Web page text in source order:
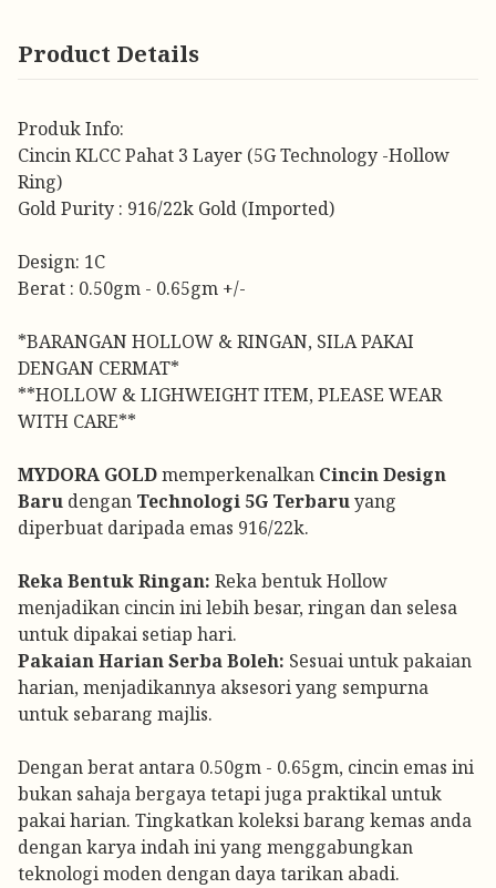
Product Details
Produk Info:
Cincin KLCC Pahat 3 Layer (5G Technology -Hollow
Ring)
Gold Purity : 916/22k Gold (Imported)
Design: 1C
Berat : 0.50gm - 0.65gm +/-
*BARANGAN HOLLOW & RINGAN, SILA PAKAI
DENGAN CERMAT*
**HOLLOW & LIGHWEIGHT ITEM, PLEASE WEAR
WITH CARE**
MYDORA GOLDmemperkenalkan Cincin Design
Baru dengan Technologi 5G Terbaruyang
diperbuat daripada emas 916/22k.
Reka Bentuk Ringan: Reka bentuk Hollow
menjadikan cincin ini lebih besar, ringan dan selesa
untuk dipakai setiap hari.
Pakaian Harian Serba Boleh: Sesuai untuk pakaian
harian, menjadikannya aksesori yang sempurna
untuk sebarang majlis.
Dengan berat antara 0.50gm - 0.65gm, cincin emas ini
bukan sahaja bergaya tetapi juga praktikal untuk
pakai harian. Tingkatkan koleksi barang kemas anda
dengan karya indah ini yang menggabungkan
teknologi moden dengan daya tarikan abadi.